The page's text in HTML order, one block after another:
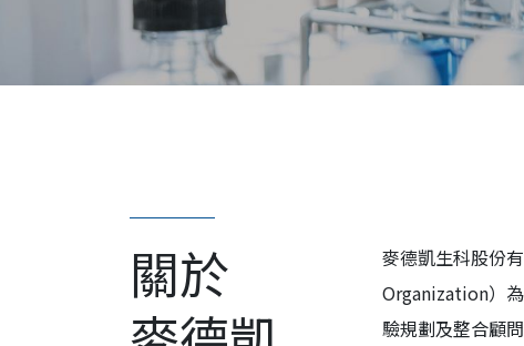
關於
麥德凱生科股份
Organization）
驗規劃及整合顧